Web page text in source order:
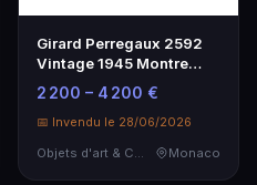
Girard Perregaux 2592
Vintage 1945 Montre
Sertie de Diamants en
Acier Inoxydable
2 200 – 4 200 €
📅 Invendu le 28/06/2026
Monaco